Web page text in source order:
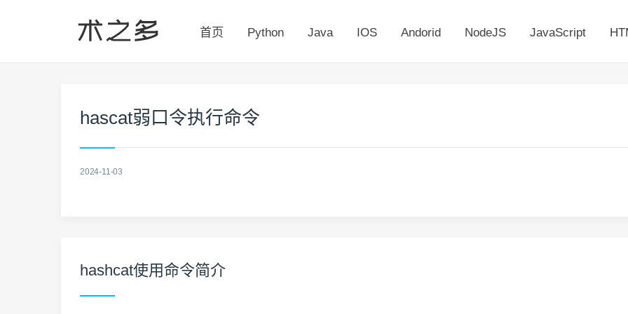
首页 Python Java IOS Andorid NodeJS JavaScript
hascat弱口令执行命令
2024-11-03
hashcat使用命令简介